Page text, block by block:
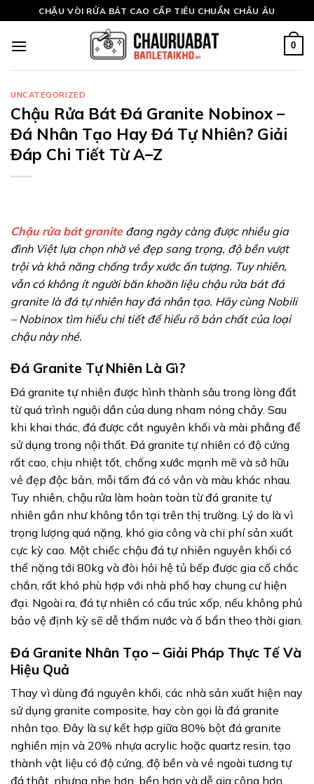
to
content
CHẬU VÒI RỬA BÁT CAO CẤP TIÊU CHUẨN CHÂU ÂU
0
UNCATEGORIZED
Chậu Rửa Bát Đá Granite Nobinox –
Đá Nhân Tạo Hay Đá Tự Nhiên? Giải
Đáp Chi Tiết Từ A–Z
Chậu rửa bát graniteđang ngày càng được nhiều gia
đình Việt lựa chọn nhờ vẻ đẹp sang trọng, độ bền vượt
trội và khả năng chống trầy xước ấn tượng. Tuy nhiên,
vẫn có không ít người băn khoăn liệu chậu rửa bát đá
granite là đá tự nhiên hay đá nhân tạo. Hãy cùng Nobili
– Nobinox tìm hiểu chi tiết để hiểu rõ bản chất của loại
chậu này nhé.
Đá Granite Tự Nhiên Là Gì?
Đá granite tự nhiên được hình thành sâu trong lòng đất
từ quá trình nguội dần của dung nham nóng chảy. Sau
khi khai thác, đá được cắt nguyên khối và mài phẳng để
sử dụng trong nội thất. Đá granite tự nhiên có độ cứng
rất cao, chịu nhiệt tốt, chống xước mạnh mẽ và sở hữu
vẻ đẹp độc bản, mỗi tấm đá có vân và màu khác nhau.
Tuy nhiên, chậu rửa làm hoàn toàn từ đá granite tự
nhiên gần như không tồn tại trên thị trường. Lý do là vì
trọng lượng quá nặng, khó gia công và chi phí sản xuất
cực kỳ cao. Một chiếc chậu đá tự nhiên nguyên khối có
thể nặng tới 80kg và đòi hỏi hệ tủ bếp được gia cố chắc
chắn, rất khó phù hợp với nhà phố hay chung cư hiện
đại. Ngoài ra, đá tự nhiên có cấu trúc xốp, nếu không phủ
bảo vệ định kỳ sẽ dễ thấm nước và ố bẩn theo thời gian.
Đá Granite Nhân Tạo – Giải Pháp Thực Tế Và
Hiệu Quả
Thay vì dùng đá nguyên khối, các nhà sản xuất hiện nay
sử dụng granite composite, hay còn gọi là đá granite
nhân tạo. Đây là sự kết hợp giữa 80% bột đá granite
nghiền mịn và 20% nhựa acrylic hoặc quartz resin, tạo
thành vật liệu có độ cứng, độ bền và vẻ ngoài tương tự
đá thật, nhưng nhẹ hơn, bền hơn và dễ gia công hơn.